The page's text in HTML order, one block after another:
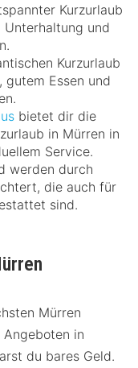
Kurzurlaub
und
Kurzurlaub
Essen und
bietet dir die
in Mürren in
Service.
werden durch
die auch für
sind.
Mürren
Angeboten in
du bares Geld.